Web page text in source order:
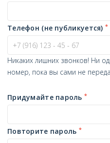
Телефон (не публикуется) *
Никаких лишних звонков! Ни
номер, пока вы сами не
Придумайте пароль*
Повторите пароль *